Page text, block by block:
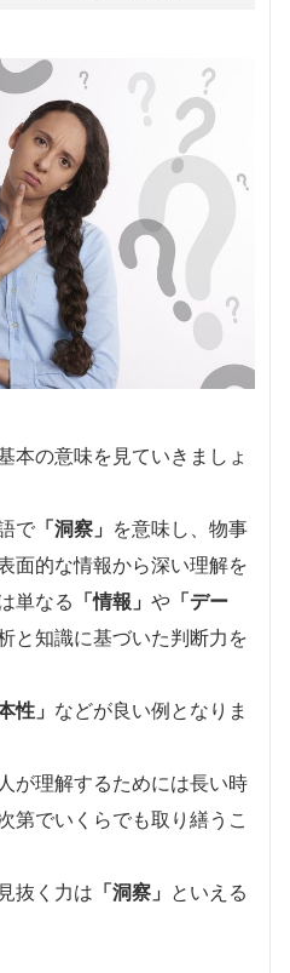
本の意味を見ていきましょ
で 「洞察」 を意味し、物事
面的な情報から深い理解を
単なる 「情報」 や 「デー
と知識に基づいた判断力を
性」 などが良い例となりま
が理解するためには長い時
第でいくらでも取り繕うこ
抜く力は 「洞察」 といえる